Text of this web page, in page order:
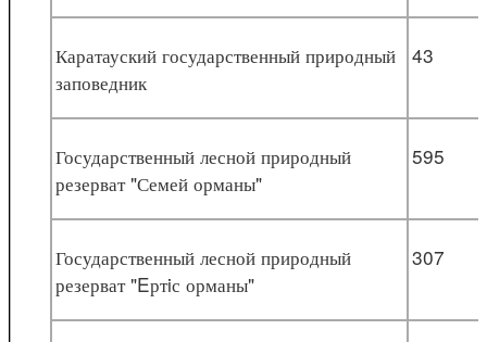
Каратауский государственный природный
заповедник
43
Государственный лесной природный
резерват "Семей орманы"
595
Государственный лесной природный
резерват "Eртiс орманы"
307